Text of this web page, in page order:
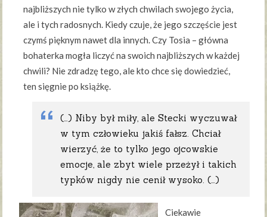
najbliższych nie tylko w złych chwilach swojego życia,
ale i tych radosnych. Kiedy czuje, że jego szczęście jest
czymś pięknym nawet dla innych. Czy Tosia – główna
bohaterka mogła liczyć na swoich najbliższych w każdej
chwili? Nie zdradzę tego, ale kto chce się dowiedzieć,
ten sięgnie po książkę.
(…) Niby był miły, ale Stecki wyczuwał
w tym człowieku jakiś fałsz. Chciał
wierzyć, że to tylko jego ojcowskie
emocje, ale zbyt wiele przeżył i takich
typków nigdy nie cenił wysoko. (…)
Ciekawie